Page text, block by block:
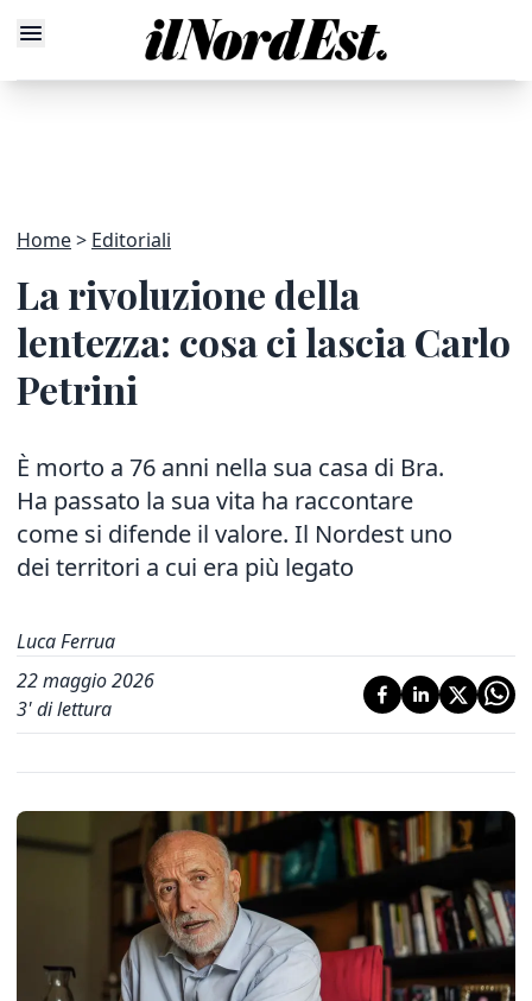
Home Editoriali
La rivoluzione della
lentezza: cosa ci lascia Carlo
Petrini
È morto a 76 anni nella sua casa di Bra.
Ha passato la sua vita ha raccontare
come si difende il valore. Il Nordest uno
dei territori a cui era più legato
Luca Ferrua
22 maggio 2026
3' di lettura